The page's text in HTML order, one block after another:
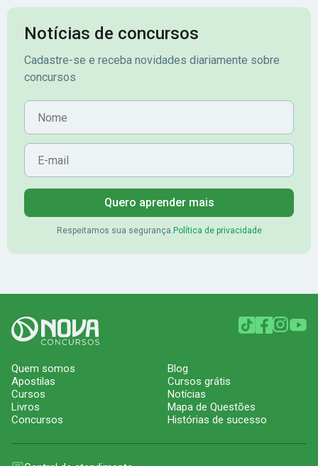
Notícias de concursos
Cadastre-se e receba novidades diariamente sobre
concursos
Nome
E-mail
Quero aprender mais
Respeitamos sua segurança. Política de privacidade
Quem somos
Apostilas
Cursos
Livros
Concursos
Blog
Cursos grátis
Notícias
Mapa de Questões
Histórias de sucesso